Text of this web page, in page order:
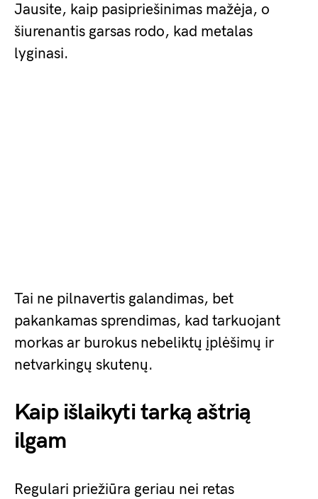
Jausite, kaip pasipriešinimas mažėja, o
šiurenantis garsas rodo, kad metalas
lyginasi.
Tai ne pilnavertis galandimas, bet
pakankamas sprendimas, kad tarkuojant
morkas ar burokus nebeliktų įplėšimų ir
netvarkingų skutenų.
Kaip išlaikyti tarką aštrią
ilgam
Regulari priežiūra geriau nei retas